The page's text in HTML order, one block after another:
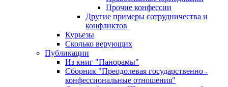
Прочие конфессии
Другие примеры сотрудничества и
конфликтов
Курьезы
Сколько верующих
Публикации
Из книг "Панорамы"
Сборник "Преодолевая государственно -
конфессиональные отношения"